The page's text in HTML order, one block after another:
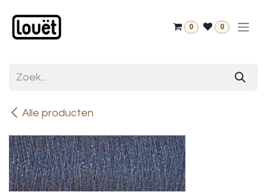
0 0
Alle producten